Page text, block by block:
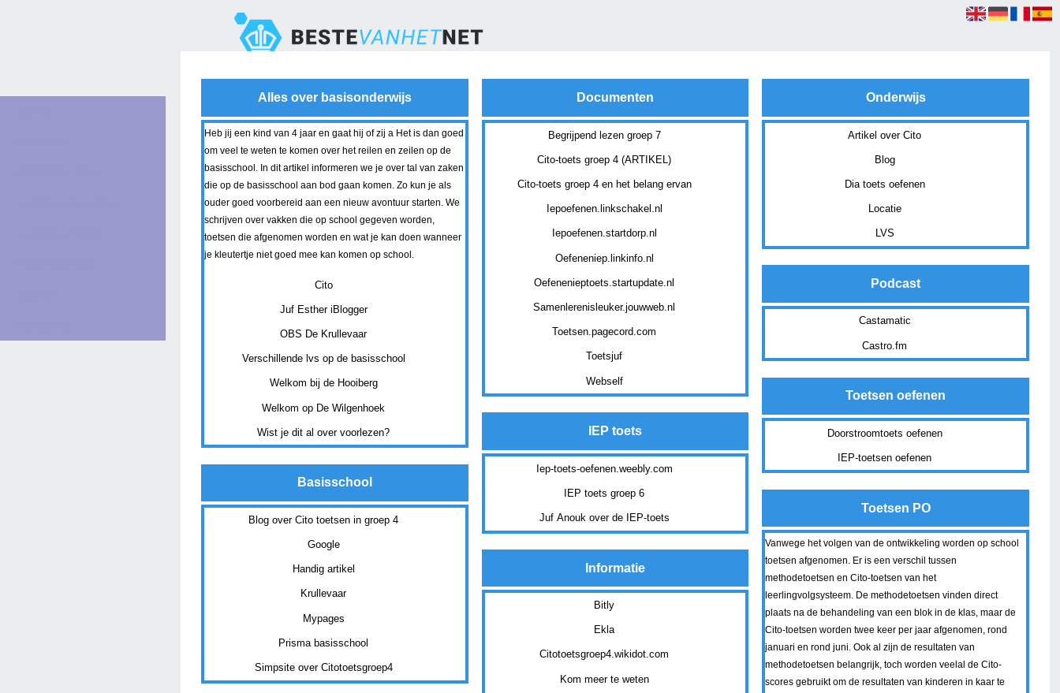
Alles over basisonderwijs
Heb jij een kind van 4 jaar en gaat hij of zij a Het is dan goed
om veel te weten te komen over het reilen en zeilen op de
basisschool. In dit artikel informeren we je over tal van zaken
die op de basisschool aan bod gaan komen. Zo kun je als
ouder goed voorbereid aan een nieuw avontuur starten. We
schrijven over vakken die op school gegeven worden,
toetsen die afgenomen worden en wat je kan doen wanneer
je kleutertje niet goed mee kan komen op school.
Cito
Juf Esther iBlogger
OBS De Krullevaar
Verschillende lvs op de basisschool
Welkom bij de Hooiberg
Welkom op De Wilgenhoek
Wist je dit al over voorlezen?
Basisschool
Blog over Cito toetsen in groep 4
Google
Handig artikel
Krullevaar
Mypages
Prisma basisschool
Simpsite over Citotoetsgroep4
Documenten
Begrijpend lezen groep 7
Cito-toets groep 4 (ARTIKEL)
Cito-toets groep 4 en het belang ervan
Iepoefenen.linkschakel.nl
Iepoefenen.startdorp.nl
Oefeneniep.linkinfo.nl
Oefenenieptoets.startupdate.nl
Samenlerenisleuker.jouwweb.nl
Toetsen.pagecord.com
Toetsjuf
Webself
IEP toets
Iep-toets-oefenen.weebly.com
IEP toets groep 6
Juf Anouk over de IEP-toets
Informatie
Bitly
Ekla
Citotoetsgroep4.wikidot.com
Kom meer te weten
Onderwijs
Artikel over Cito
Blog
Dia toets oefenen
Locatie
LVS
Podcast
Castamatic
Castro.fm
Toetsen oefenen
Doorstroomtoets oefenen
IEP-toetsen oefenen
Toetsen PO
Vanwege het volgen van de ontwikkeling worden op school
toetsen afgenomen. Er is een verschil tussen
methodetoetsen en Cito-toetsen van het
leerlingvolgsysteem. De methodetoetsen vinden direct
plaats na de behandeling van een blok in de klas, maar de
Cito-toetsen worden twee keer per jaar afgenomen, rond
januari en rond juni. Ook al zijn de resultaten van
methodetoetsen belangrijk, toch worden veelal de Cito-
scores gebruikt om de resultaten van kinderen in kaar te